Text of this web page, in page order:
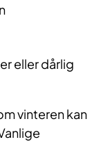
eller dårlig
vinteren kan